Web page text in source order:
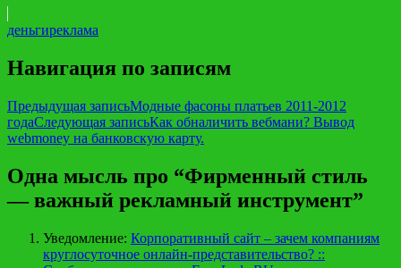
деньгиреклама
Навигация по записям
Предыдущая записьМодные фасоны платьев 2011-2012
годаСледующая записьКак обналичить вебмани? Вывод
webmoney на банковскую карту.
Одна мысль про “Фирменный стиль
— важный рекламный инструмент”
Уведомление: Корпоративный сайт – зачем компаниям
круглосуточное онлайн-представительство? ::